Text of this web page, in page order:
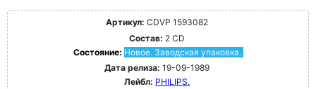
Артикул: CDVP 1593082
Состав: 2 CD
Состояние: Новое. Заводская упаковка.
Дата релиза: 19-09-1989
Лейбл: PHILIPS.